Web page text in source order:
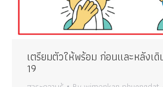
เตรียมตัวให้พร้อม ก่อนและหลังเดิ
19